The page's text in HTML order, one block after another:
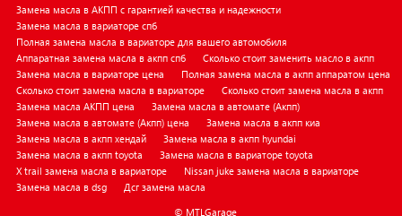
Замена масла в АКПП с гарантией качества и надежности
Замена масла в вариаторе спб
Полная замена масла в вариаторе для вашего автомобиля
Аппаратная замена масла в акпп спб
Сколько стоит заменить масло в акпп
Замена масла в вариаторе цена
Полная замена масла в акпп аппаратом цена
Сколько стоит замена масла в вариаторе
Сколько стоит замена масла в акпп
Замена масла АКПП цена
Замена масла в автомате (Акпп)
Замена масла в автомате (Акпп) цена
Замена масла в акпп киа
Замена масла в акпп хендай
Замена масла в акпп hyundai
Замена масла в акпп toyota
Замена масла в вариаторе toyota
X trail замена масла в вариаторе
Nissan juke замена масла в вариаторе
Замена масла в dsg
Дсг замена масла
© MTLGarage